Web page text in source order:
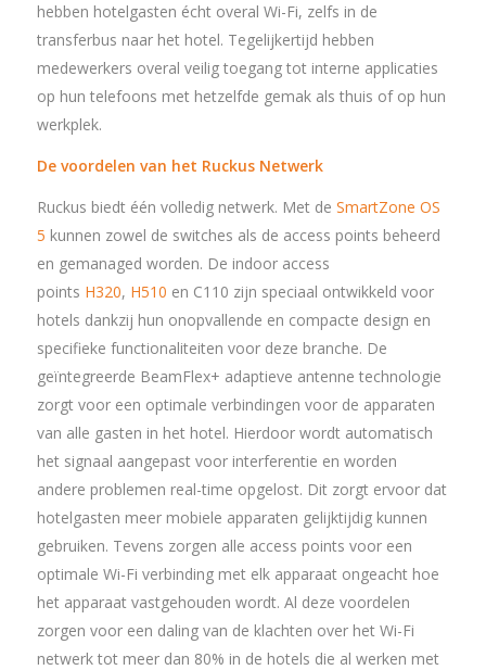
hebben hotelgasten écht overal Wi-Fi, zelfs in de
transferbus naar het hotel. Tegelijkertijd hebben
medewerkers overal veilig toegang tot interne applicaties
op hun telefoons met hetzelfde gemak als thuis of op hun
werkplek.
De voordelen van het Ruckus Netwerk
Ruckus biedt één volledig netwerk. Met de SmartZone OS
5 kunnen zowel de switches als de access points beheerd
en gemanaged worden. De indoor access
points H320, H510 en C110 zijn speciaal ontwikkeld voor
hotels dankzij hun onopvallende en compacte design en
specifieke functionaliteiten voor deze branche. De
geïntegreerde BeamFlex+ adaptieve antenne technologie
zorgt voor een optimale verbindingen voor de apparaten
van alle gasten in het hotel. Hierdoor wordt automatisch
het signaal aangepast voor interferentie en worden
andere problemen real-time opgelost. Dit zorgt ervoor dat
hotelgasten meer mobiele apparaten gelijktijdig kunnen
gebruiken. Tevens zorgen alle access points voor een
optimale Wi-Fi verbinding met elk apparaat ongeacht hoe
het apparaat vastgehouden wordt. Al deze voordelen
zorgen voor een daling van de klachten over het Wi-Fi
netwerk tot meer dan 80% in de hotels die al werken met